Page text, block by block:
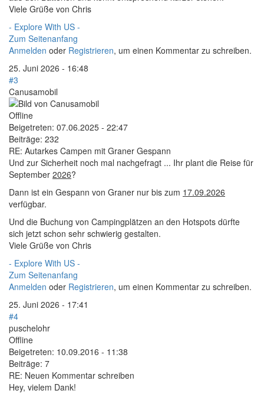
Viele Grüße von Chris
- Explore With US -
Zum Seitenanfang
Anmelden oder Registrieren, um einen Kommentar zu schreiben.
25. Juni 2026 - 16:48
#3
Canusamobil
Offline
Beigetreten: 07.06.2025 - 22:47
Beiträge: 232
RE: Autarkes Campen mit Graner Gespann
Und zur Sicherheit noch mal nachgefragt ... Ihr plant die Reise für
September 2026?
Dann ist ein Gespann von Graner nur bis zum 17.09.2026
verfügbar.
Und die Buchung von Campingplätzen an den Hotspots dürfte
sich jetzt schon sehr schwierig gestalten.
Viele Grüße von Chris
- Explore With US -
Zum Seitenanfang
Anmelden oder Registrieren, um einen Kommentar zu schreiben.
25. Juni 2026 - 17:41
#4
puschelohr
Offline
Beigetreten: 10.09.2016 - 11:38
Beiträge: 7
RE: Neuen Kommentar schreiben
Hey, vielem Dank!